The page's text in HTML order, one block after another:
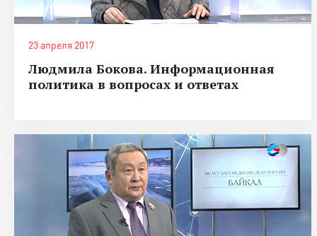
23 апреля 2017
Людмила Бокова. Информационная
политика в вопросах и ответах